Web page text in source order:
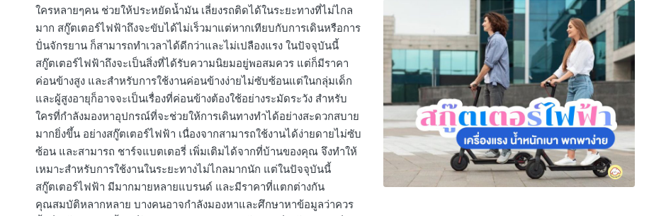
ใครหลายๆคน ช่วยให้ประหยัดน้ำมัน เลี่ยงรถติดได้ในระยะทางที่ไม่ไกล
มาก สกู๊ตเตอร์ไฟฟ้าถึงจะขับได้ไม่เร็วมาแต่หากเทียบกับการเดินหรือการ
ปั่นจักรยาน ก็สามารถทำเวลาได้ดีกว่าและไม่เปลืองแรง ในปัจจุบันนี้
สกู๊ตเตอร์ไฟฟ้าถึงจะเป็นสิ่งที่ได้รับความนิยมอยู่พอสมควร แต่ก็มีราคา
ค่อนข้างสูง และสำหรับการใช้งานค่อนข้างง่ายไม่ซับซ้อนแต่ในกลุ่มเด็ก
และผู้สูงอายุก็อาจจะเป็นเรื่องที่ค่อนข้างต้องใช้อย่างระมัดระวัง สำหรับ
ใครที่กำลังมองหาอุปกรณ์ที่จะช่วยให้การเดินทางทำได้อย่างสะดวกสบาย
มากยิ่งขึ้น อย่างสกู๊ตเตอร์ไฟฟ้า เนื่องจากสามารถใช้งานได้ง่ายดายไม่ซับ
ซ้อน และสามารถ ชาร์จแบตเตอรี่ เพิ่มเติมได้จากที่บ้านของคุณ จึงทำให้
เหมาะสำหรับการใช้งานในระยะทางไม่ไกลมากนัก แต่ในปัจจุบันนี้
สกู๊ตเตอร์ไฟฟ้า มีมากมายหลายแบรนด์ และมีราคาที่แตกต่างกัน
คุณสมบัติหลากหลาย บางคนอาจกำลังมองหาและศึกษาหาข้อมูลว่าควร